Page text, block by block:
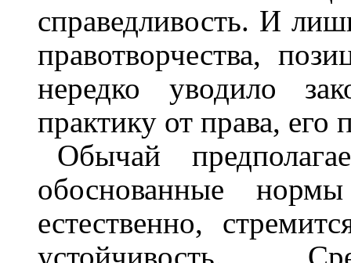
справедливость. И
правотворчества,
нередко уводило
практику от права,
Обычай
обоснованные нормы
естественно,